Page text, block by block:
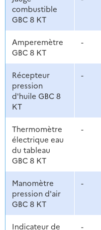
combustible
GBC 8 KT
Amperemètre
GBC 8 KT
-
Récepteur
pression
d'huile GBC 8
KT
-
Thermomètre
électrique eau
du tableau
GBC 8 KT
-
Manomètre
pression d'air
GBC 8 KT
-
Indicateur de
-